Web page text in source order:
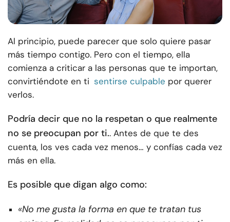
Al principio, puede parecer que solo quiere pasar
más tiempo contigo. Pero con el tiempo, ella
comienza a criticar a las personas que te importan,
convirtiéndote en ti sentirse culpable por querer
verlos.
Podría decir que no la respetan o que realmente
no se preocupan por ti.. Antes de que te des
cuenta, los ves cada vez menos… y confías cada vez
más en ella.
Es posible que digan algo como:
«No me gusta la forma en que te tratan tus